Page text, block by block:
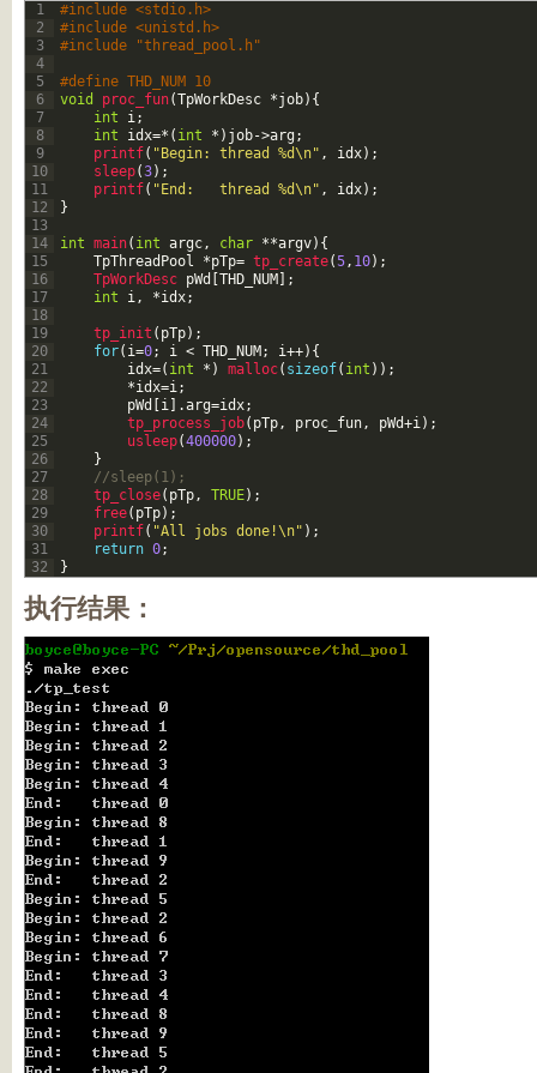
1
2
3
4
5
6
7
8
9
10
11
12
13
14
15
16
17
18
19
20
21
22
23
24
25
26
27
28
29
30
31
32
#include <stdio.h>
#include <unistd.h>
#include "thread_pool.h"
#define THD_NUM 10
void
proc_fun(TpWorkDesc *job) {
int
i;
int
idx=* ( int * ) job->arg ;
printf( "Begin: thread %d\n" , idx) ;
sleep(3) ;
printf( "End:   thread %d\n" , idx) ;
}
int main( int argc, char **argv) {
TpThreadPool
*pTp= tp_create(5, 10) ;
TpWorkDesc pWd THD_NUM
;
int
i, *idx;
tp_init ( pTp) ;
for( i=0; i < THD_NUM ; i++) {
idx=( int * ) malloc( sizeof( int ) ) ;
*idx=i;
pWd
i .arg=idx;
tp_process_job( pTp, proc_fun, pWd+i) ;
usleep(400000) ;
}
//sleep(1);
tp_close( pTp, TRUE) ;
free( pTp) ;
printf( "All jobs done!\n" ) ;
return 0;
}
执行结果：